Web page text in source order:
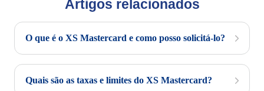
Artigos relacionados
O que é o XS Mastercard e como posso solicitá-lo?
Quais são as taxas e limites do XS Mastercard?